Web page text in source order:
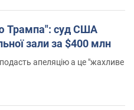
Трампа": суд США
зали за $400 млн
апеляцію а це "жахливе